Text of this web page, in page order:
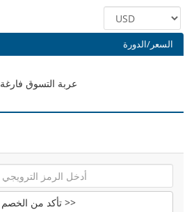
السعر/الدورة
عربة التسوق فارغة
تأكد من الخصم >>